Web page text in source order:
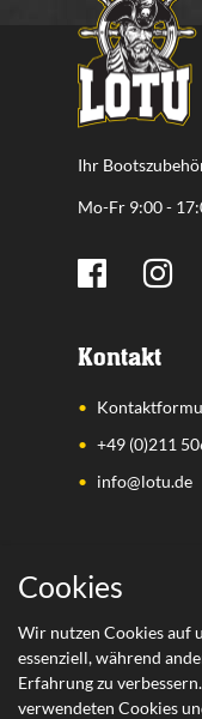
Ihr
Mo-Fr 9:00 -
Kontakt
+49 (0)211
info@lotu.de
Wichtige
Versand
Retoure
Cookies
Wir nutzen Cookies auf
essenziell, während
Erfahrung zu
verwendeten Cookies